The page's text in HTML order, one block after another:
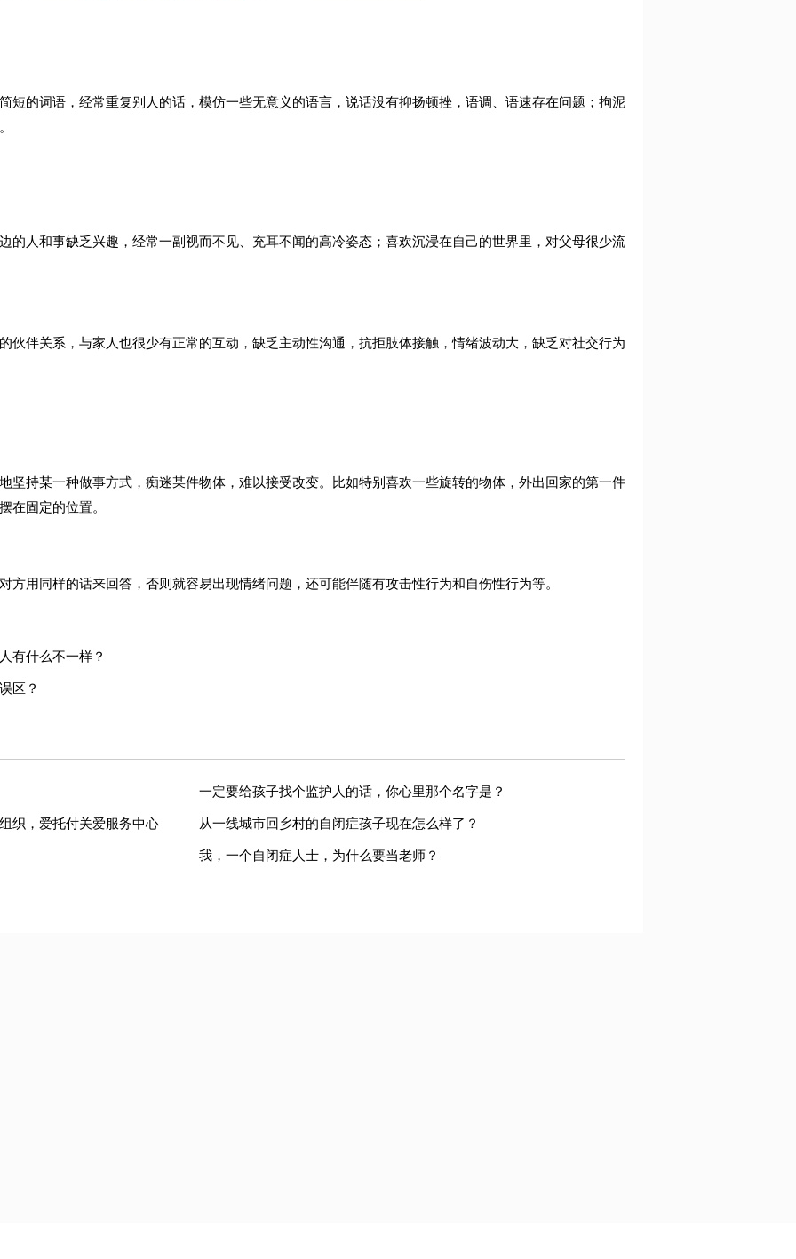
短的词语，经常重复别人的话，模仿一些无意义的语言，说话没有抑扬顿挫，语调、语速存在问题；拘泥
的人和事缺乏兴趣，经常一副视而不见、充耳不闻的高冷姿态；喜欢沉浸在自己的世界里，对父母很少流
伙伴关系，与家人也很少有正常的互动，缺乏主动性沟通，抗拒肢体接触，情绪波动大，缺乏对社交行为
坚持某一种做事方式，痴迷某件物体，难以接受改变。比如特别喜欢一些旋转的物体，外出回家的第一件
在固定的位置。
方用同样的话来回答，否则就容易出现情绪问题，还可能伴随有攻击性行为和自伤性行为等。
有什么不一样？
区？
一定要给孩子找个监护人的话，你心里那个名字是？
织，爱托付关爱服务中心
从一线城市回乡村的自闭症孩子现在怎么样了？
我，一个自闭症人士，为什么要当老师？